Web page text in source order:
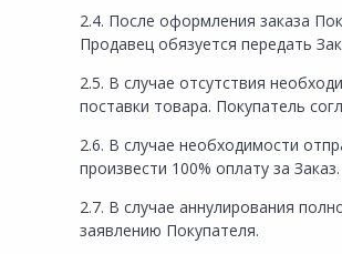
2.4. После оформления заказа
Продавец обязуется передать
2.5. В случае отсутствия
поставки товара. Покупатель
2.6. В случае необходимости
произвести 100% оплату за Заказ.
2.7. В случае аннулирования
заявлению Покупателя.